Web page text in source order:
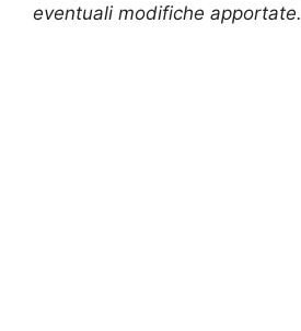
eventuali modifiche apportate.